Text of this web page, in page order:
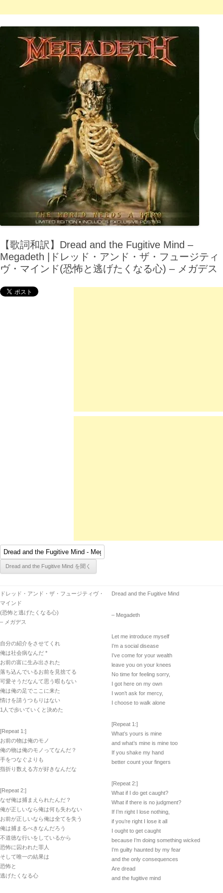
【歌詞和訳】Dread and the Fugitive Mind –
Megadeth |ドレッド・アンド・ザ・フュージティ
ヴ・マインド(恐怖と逃げたくなる心) – メガデス
ドレッド・アンド・ザ・フュージティヴ・
マインド
(恐怖と逃げたくなる心)
– メガデス
自分の紹介をさせてくれ
俺は社会病なんだ *
お前の富に生み出された
落ち込んでいるお前を見捨てる
可愛そうだなんて思う暇もない
俺は俺の足でここに来た
情けを請うつもりはない
1人で歩いていくと決めた
[Repeat 1:]
お前の物は俺のモノ
俺の物は俺のモノってなんだ？
手をつなぐよりも
指折り数える方が好きなんだな
[Repeat 2:]
なぜ俺は捕まえられたんだ？
俺が正しいなら俺は何も失わない
お前が正しいなら俺は全てを失う
俺は捕まるべきなんだろう
不道徳な行いをしているから
恐怖に囚われた罪人
そして唯一の結果は
恐怖と
逃げたくなる心
Dread and the Fugitive Mind
– Megadeth
Let me introduce myself
I’m a social disease
I’ve come for your wealth
leave you on your knees
No time for feeling sorry,
I got here on my own
I won’t ask for mercy,
I choose to walk alone
[Repeat 1:]
What’s yours is mine
and what’s mine is mine too
If you shake my hand
better count your fingers
[Repeat 2:]
What if I do get caught?
What if there is no judgment?
If I’m right I lose nothing,
if you’re right I lose it all
I ought to get caught
because I’m doing something wicked
I’m guilty haunted by my fear
and the only consequences
Are dread
and the fugitive mind